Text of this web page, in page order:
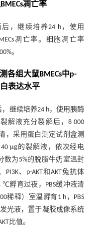
凋亡率
后，继续培养24 h，使用
凋亡率。细胞凋亡率
。
各组大鼠BMECs中p-
白表达水平
，继续培养24 h，使用胰酶
解液充分裂解后，8 000
，采用蛋白测定试剂盒测
μg的裂解液，依次经电
数为5%的脱脂牛奶室温封
PI3K、p-AKT和AKT兔抗体
℃孵育过夜，PBS缓冲液清
稀释）室温孵育1 h，PBS
光液，置于凝胶成像系统
比值。